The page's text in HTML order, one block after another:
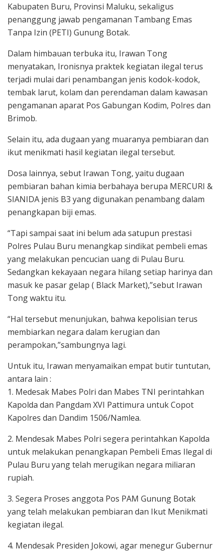
Kabupaten Buru, Provinsi Maluku, sekaligus
penanggung jawab pengamanan Tambang Emas
Tanpa Izin (PETI) Gunung Botak.
Dalam himbauan terbuka itu, Irawan Tong
menyatakan, Ironisnya praktek kegiatan ilegal terus
terjadi mulai dari penambangan jenis kodok-kodok,
tembak larut, kolam dan perendaman dalam kawasan
pengamanan aparat Pos Gabungan Kodim, Polres dan
Brimob.
Selain itu, ada dugaan yang muaranya pembiaran dan
ikut menikmati hasil kegiatan ilegal tersebut.
Dosa lainnya, sebut Irawan Tong, yaitu dugaan
pembiaran bahan kimia berbahaya berupa MERCURI &
SIANIDA jenis B3 yang digunakan penambang dalam
penangkapan biji emas.
“Tapi sampai saat ini belum ada satupun prestasi
Polres Pulau Buru menangkap sindikat pembeli emas
yang melakukan pencucian uang di Pulau Buru.
Sedangkan kekayaan negara hilang setiap harinya dan
masuk ke pasar gelap ( Black Market),”sebut Irawan
Tong waktu itu.
“Hal tersebut menunjukan, bahwa kepolisian terus
membiarkan negara dalam kerugian dan
perampokan,”sambungnya lagi.
Untuk itu, Irawan menyamaikan empat butir tuntutan,
antara lain :
1. Medesak Mabes Polri dan Mabes TNI perintahkan
Kapolda dan Pangdam XVI Pattimura untuk Copot
Kapolres dan Dandim 1506/Namlea.
2. Mendesak Mabes Polri segera perintahkan Kapolda
untuk melakukan penangkapan Pembeli Emas Ilegal di
Pulau Buru yang telah merugikan negara miliaran
rupiah.
3. Segera Proses anggota Pos PAM Gunung Botak
yang telah melakukan pembiaran dan Ikut Menikmati
kegiatan ilegal.
4. Mendesak Presiden Jokowi, agar menegur Gubernur